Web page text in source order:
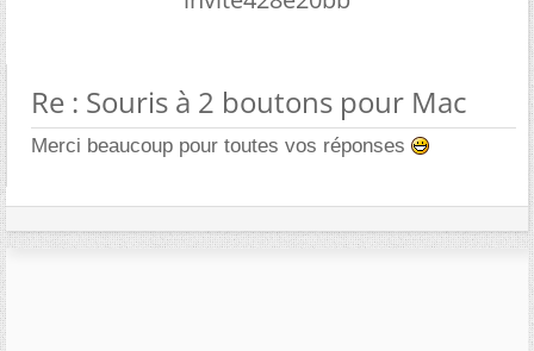
Re : Souris à 2 boutons pour Mac
Merci beaucoup pour toutes vos réponses